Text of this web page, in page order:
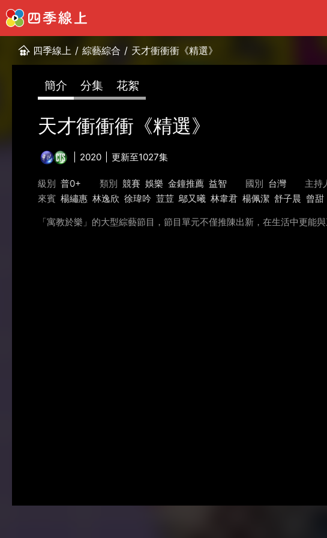
四季線上 / 綜藝綜合 / 天才衝衝衝《精選》
簡介 分集 花絮
天才衝衝衝《精選》
2020 更新至1027集
級別 普0+ 類別 競賽 娛樂 金鐘推薦 益智 國別 台灣 主持
來賓 楊繡惠 林逸欣 徐瑋吟 荳荳 鄔又曦 林韋君 楊佩潔 舒子晨 曾甜
「寓教於樂」的大型綜藝節目，節目單元不僅推陳出新，在生活中更能